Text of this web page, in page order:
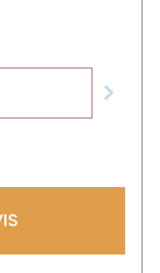
Next